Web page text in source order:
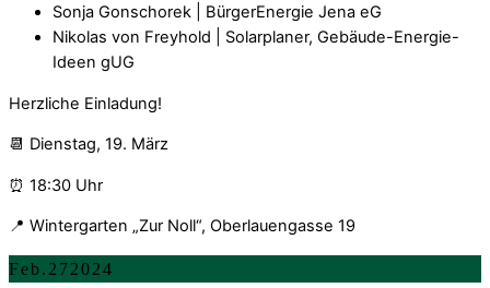
Sonja Gonschorek | BürgerEnergie Jena eG
Nikolas von Freyhold | Solarplaner, Gebäude-Energie-
Ideen gUG
Herzliche Einladung!
📆 Dienstag, 19. März
⏰ 18:30 Uhr
📍 Wintergarten „Zur Noll“, Oberlauengasse 19
Feb. 272024